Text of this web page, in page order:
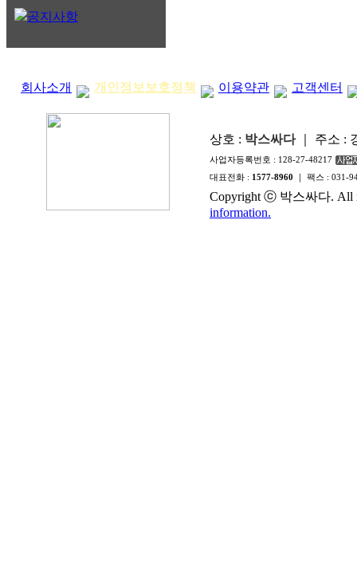
공지사항
회사소개 개인정보보호정책 이용약관 고객센터
상호 : 박스싸다｜ 주소 :
사업자등록번호 : 128-27-48217
대표전화 : 1577-8960 ｜ 팩스 : 031-
Copyright ⓒ 박스싸다. All
information.